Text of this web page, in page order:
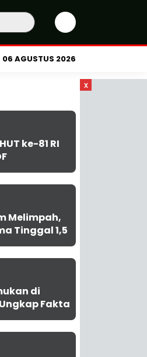
06 AGUSTUS 2026
x
ke-81 RI
Melimpah,
Tinggal 1,5
di
Fakta